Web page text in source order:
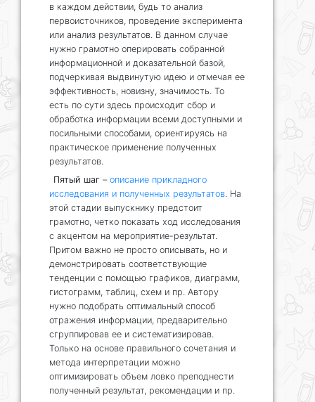
в каждом действии, будь то анализ
первоисточников, проведение эксперимента
или анализ результатов. В данном случае
нужно грамотно оперировать собранной
информационной и доказательной базой,
подчеркивая выдвинутую идею и отмечая ее
эффективность, новизну, значимость. То
есть по сути здесь происходит сбор и
обработка информации всеми доступными и
посильными способами, ориентируясь на
практическое применение полученных
результатов.
Пятый шаг – описание прикладного
исследования и полученных результатов . На
этой стадии выпускнику предстоит
грамотно, четко показать ход исследования
с акцентом на мероприятие-результат.
Притом важно не просто описывать, но и
демонстрировать соответствующие
тенденции с помощью графиков, диаграмм,
гистограмм, таблиц, схем и пр. Автору
нужно подобрать оптимальный способ
отражения информации, предварительно
сгруппировав ее и систематизировав.
Только на основе правильного сочетания и
метода интерпретации можно
оптимизировать объем ловко преподнести
полученный результат, рекомендации и пр.